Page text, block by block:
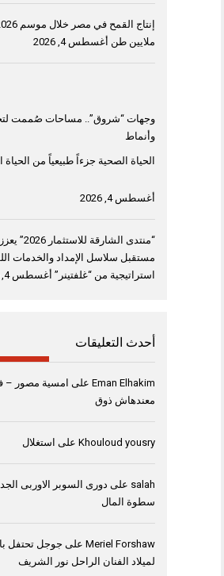
ملايين طن أغسطس 4, 2026
وجهات “شروق”.. مساحات صُممت
وأنماط
الحياة الصحية جزءاً طبيعياً من الحياة
أغسطس 4, 2026
“منتدى
مستقبل سلاسل الإمداد والخدمات
استراتيجية من “غلفتينر” أغسطس 4, 2026
أحدث التعليقات
Eman Elhakim على امسية مصور –
معندهاش ذوق
Khouloud yousry على استغلال
salah على دورى السوبر الاوربى
سطوة المال
Meriel Forshaw على
لميلاد الفنان الراحل نور الشريف